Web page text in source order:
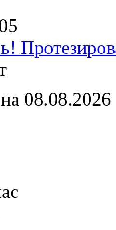
08.08.2026